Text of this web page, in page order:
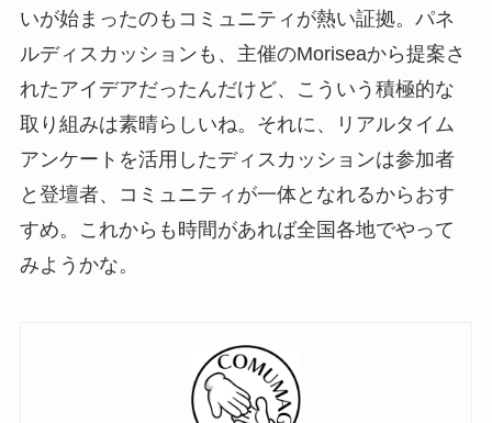
いが始まったのもコミュニティが熱い証拠。パネ
ルディスカッションも、主催のMoriseaから提案さ
れたアイデアだったんだけど、こういう積極的な
取り組みは素晴らしいね。それに、リアルタイム
アンケートを活用したディスカッションは参加者
と登壇者、コミュニティが一体となれるからおす
すめ。これからも時間があれば全国各地でやって
みようかな。